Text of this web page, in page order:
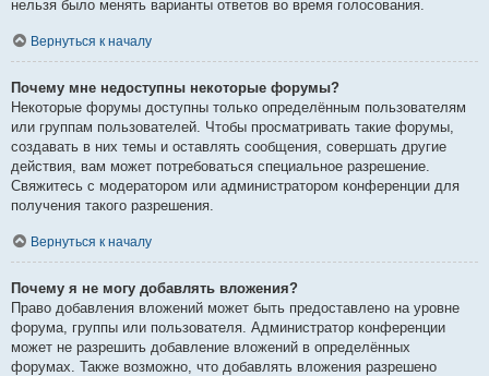
нельзя было менять варианты ответов во время голосования.
Вернуться к началу
Почему мне недоступны некоторые форумы?
Некоторые форумы доступны только определённым пользователям
или группам пользователей. Чтобы просматривать такие форумы,
создавать в них темы и оставлять сообщения, совершать другие
действия, вам может потребоваться специальное разрешение.
Свяжитесь с модератором или администратором конференции для
получения такого разрешения.
Вернуться к началу
Почему я не могу добавлять вложения?
Право добавления вложений может быть предоставлено на уровне
форума, группы или пользователя. Администратор конференции
может не разрешить добавление вложений в определённых
форумах. Также возможно, что добавлять вложения разрешено